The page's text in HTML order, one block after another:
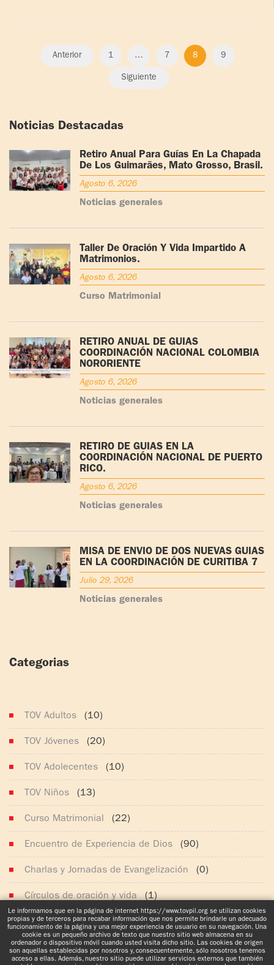
Anterior 1 … 7 8 9
Siguiente
Noticias Destacadas
Retiro Anual Para Guías En La Chapada
De Los Guimarães, Mato Grosso, Brasil.
Agosto 6, 2026
Noticias generales
Taller De Oración Y Vida Impartido A
Matrimonios.
Agosto 6, 2026
Curso Matrimonial
RETIRO ANUAL DE GUÍAS
COORDINACIÓN NACIONAL COLOMBIA
NORORIENTE
Agosto 6, 2026
Noticias generales
RETIRO DE GUÍAS EN LA
COORDINACIÓN NACIONAL DE PUERTO
RICO.
Agosto 6, 2026
Noticias generales
MISA DE ENVÍO DE DOS NUEVAS GUÍAS
EN LA COORDINACIÓN DE CURITIBA 7
Julio 29, 2026
Noticias generales
Categorias
TOV Adultos (10)
TOV Adolecentes (10)
TOV Niños (13)
Curso Matrimonial (22)
TOV Jóvenes (20)
Encuentro de Experiencia de Dios (90)
Charlas y Jornadas de Evangelización (0)
Círculos de oración y vida (1)
Noticias generales (629)
Le informamos que en la página de internet https://www.tovpil.org se utilizan cookies
propias y de terceros para recabar información que nos permite brindarle un adecuado
funcionamiento de la página y una mejor experiencia de usuario en su navegación. Una
cookie es un pequeño archivo de texto que nuestro sitio web almacena en su
ordenador o dispositivo móvil cuando usted visita dicho sitio. Las cookies de origen
son aquellas establecidas por nosotros y, consecuentemente, sólo nosotros tenemos
acceso a ellas. Además, nuestro sitio puede utilizar servicios externos que también